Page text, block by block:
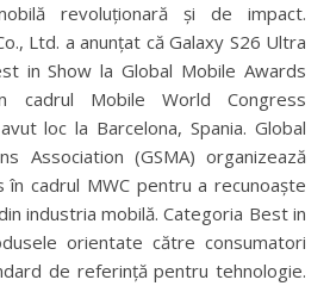
revoluționară și de impact.
Ltd. a anunțat că Galaxy S26 Ultra
in Show la Global Mobile Awards
cadrul Mobile World Congress
loc la Barcelona, Spania. Global
Association (GSMA) organizează
în cadrul MWC pentru a recunoaște
industria mobilă. Categoria Best in
orientate către consumatori
de referință pentru tehnologie.